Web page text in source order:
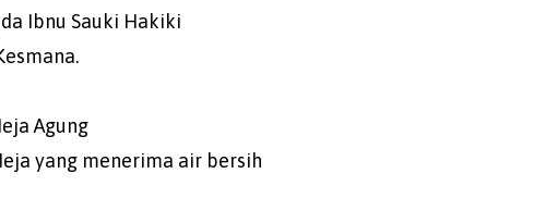
Ibnu Sauki Hakiki
Agung
yang menerima air bersih